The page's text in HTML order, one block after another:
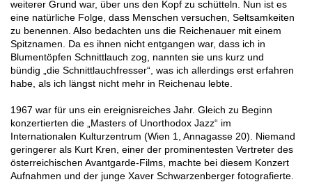
weiterer Grund war, über uns den Kopf zu schütteln. Nun ist es
eine natürliche Folge, dass Menschen versuchen, Seltsamkeiten
zu benennen. Also bedachten uns die Reichenauer mit einem
Spitznamen. Da es ihnen nicht entgangen war, dass ich in
Blumentöpfen Schnittlauch zog, nannten sie uns kurz und
bündig „die Schnittlauchfresser“, was ich allerdings erst erfahren
habe, als ich längst nicht mehr in Reichenau lebte.
1967 war für uns ein ereignisreiches Jahr. Gleich zu Beginn
konzertierten die „Masters of Unorthodox Jazz“ im
Internationalen Kulturzentrum (Wien 1, Annagasse 20). Niemand
geringerer als Kurt Kren, einer der prominentesten Vertreter des
österreichischen Avantgarde-Films, machte bei diesem Konzert
Aufnahmen und der junge Xaver Schwarzenberger fotografierte.